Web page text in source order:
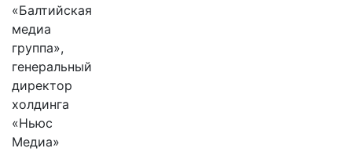
«Балтийская
медиа
группа»,
генеральный
директор
холдинга
«Ньюс
Медиа»